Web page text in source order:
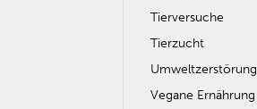
Tierversuche
Tierzucht
Umweltzerstörung
Vegane Ernährung